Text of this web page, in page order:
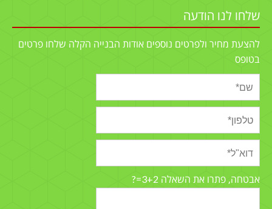
שלחו לנו הודעה
להצעת מחיר ולפרטים נוספים אודות הבנייה הקלה שלחו פרטים
בטופס
אבטחה, פתרו את השאלה 3+2=?